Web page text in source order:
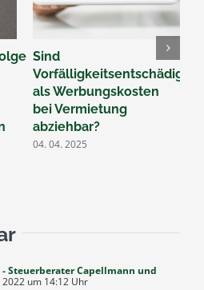
Sind
als Werbungskosten
bei Vermietung
abziehbar?
04. 04. 2025
Steuerberater Capellmann und
um 14:12 Uhr